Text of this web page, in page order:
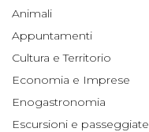
Animali
Appuntamenti
Cultura e Territorio
Economia e Imprese
Enogastronomia
Escursioni e passeggiate